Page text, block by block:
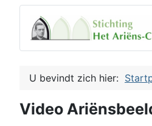
U bevindt zich hier:
Video